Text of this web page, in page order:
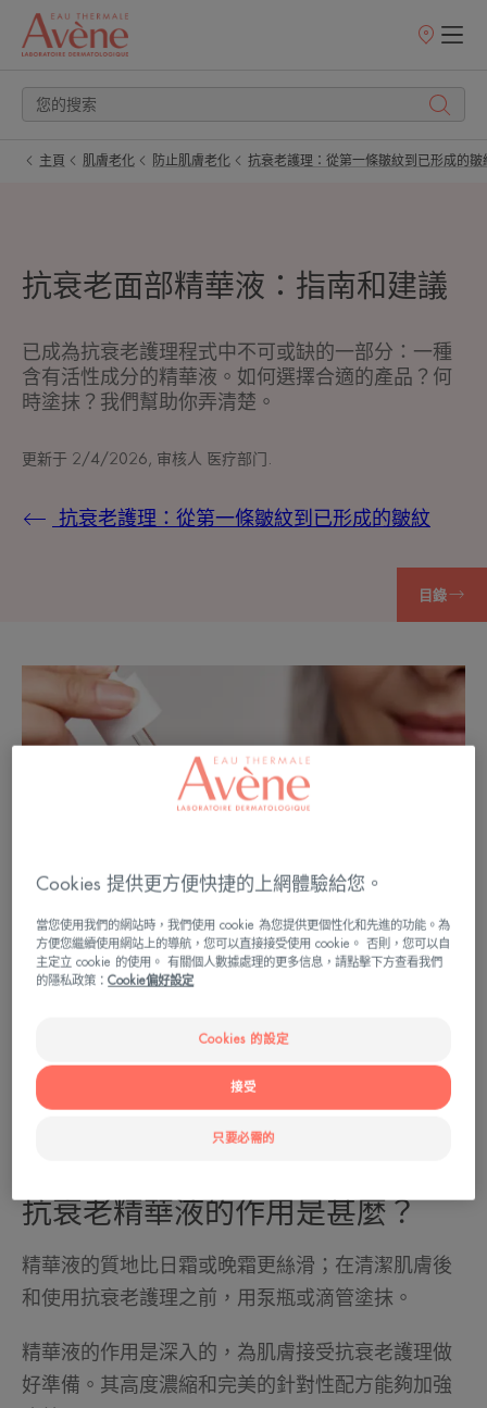
銷
主頁 肌膚老化 防止肌膚老化 抗衰老護理：從第一條皺紋到已形成的皺
抗衰老面部精華液：指南和建議
已成為抗衰老護理程式中不可或缺的一部分：一種
含有活性成分的精華液。如何選擇合適的產品？何
時塗抹？我們幫助你弄清楚。
更新于 2/4/2026 , 审核人 医疗部门
抗衰老護理：從第一條皺紋到已形成的皺紋
目錄
抗衰老精華液的作用是甚麼？
精華液的質地比日霜或晚霜更絲滑；在清潔肌膚後
和使用抗衰老護理之前，用泵瓶或滴管塗抹。
精華液的作用是深入的，為肌膚接受抗衰老護理做
好準備。其高度濃縮和完美的針對性配方能夠加強
Cookies 提供更方便快捷的上網體驗給您。
當您使用我們的網站時，我們使用 cookie 為您提供更個性化和先進的功能。為
方便您繼續使用網站上的導航，您可以直接接受使用 cookie。 否則，您可以自
主定立 cookie 的使用。 有關個人數據處理的更多信息，請點擊下方查看我們
的隱私政策：Cookie偏好設定
Cookies 的設定
只要必需的
接受